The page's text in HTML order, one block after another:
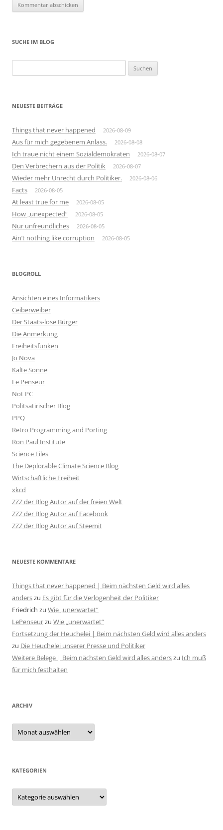
SUCHE IM BLOG
nach:
NEUESTE BEITRÄGE
Things that never happened 2026-08-09
Aus für mich gegebenem Anlass. 2026-08-08
Ich traue nicht einem Sozialdemokraten 2026-08-07
Den Verbrechern aus der Politik 2026-08-07
Wieder mehr Unrecht durch Politiker. 2026-08-06
Facts 2026-08-05
At least true for me 2026-08-05
How „unexpected“ 2026-08-05
Nur unfreundliches 2026-08-05
Ain’t nothing like corruption 2026-08-05
BLOGROLL
Ansichten eines Informatikers
Ceiberweiber
Der Staats-lose Bürger
Die Anmerkung
Freiheitsfunken
Jo Nova
Kalte Sonne
Le Penseur
Not PC
Politsatirischer Blog
PPQ
Retro Programming and Porting
Ron Paul Institute
Science Files
The Deplorable Climate Science Blog
Wirtschaftliche Freiheit
xkcd
ZZZ der Blog Autor auf der freien Welt
ZZZ der Blog Autor auf Facebook
ZZZ der Blog Autor auf Steemit
NEUESTE KOMMENTARE
Things that never happened | Beim nächsten Geld wird alles
anderszu Es gibt für die Verlogenheit der Politiker
Friedrich zu Wie „unerwartet“
LePenseurzu Wie „unerwartet“
Fortsetzung der Heuchelei | Beim nächsten Geld wird alles anders
zu Die Heuchelei unserer Presse und Politiker
Weitere Belege | Beim nächsten Geld wird alles anderszu Ich muß
für mich festhalten
ARCHIV
Archiv
KATEGORIEN
Kategorien